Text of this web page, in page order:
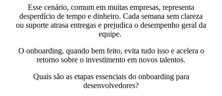
Esse cenário, comum em muitas empresas, representa
desperdício de tempo e dinheiro. Cada semana sem clareza
ou suporte atrasa entregas e prejudica o desempenho geral da
equipe.
O onboarding, quando bem feito, evita tudo isso e acelera o
retorno sobre o investimento em novos talentos.
Quais são as etapas essenciais do onboarding para
desenvolvedores?